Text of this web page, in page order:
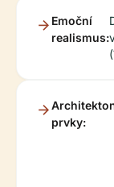
Emoční
realismus:
prvky: